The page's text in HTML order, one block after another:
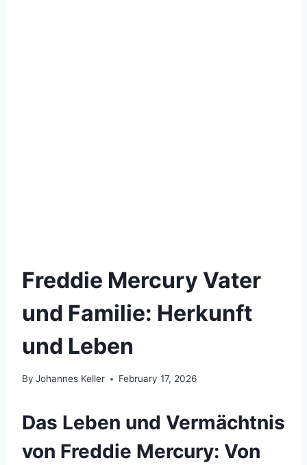
Freddie Mercury Vater
und Familie: Herkunft
und Leben
By Johannes Keller February 17, 2026
Das Leben und Vermächtnis
von Freddie Mercury: Von